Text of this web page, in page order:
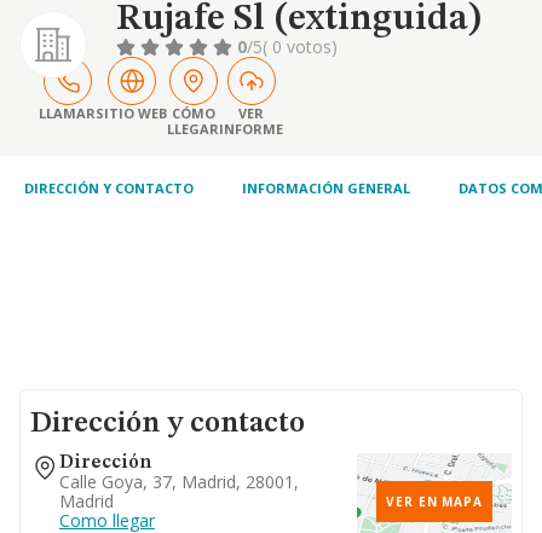
Rujafe Sl (extinguida)
0/5( 0 votos)
LLAMARSITIO WEB CÓMO
LLEGAR
VER
INFORME
DIRECCIÓN Y CONTACTO INFORMACIÓN GENERAL DATOS
Dirección y contacto
Dirección
Calle Goya, 37, Madrid, 28001,
Madrid
Como llegar
VER EN MAPA